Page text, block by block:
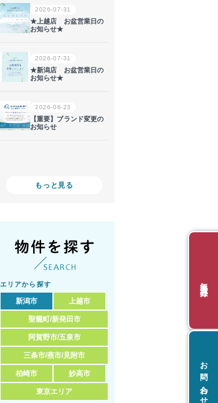
もっと見る
エリアから探す
新潟市 上越市
聖籠町/新発田市
阿賀野市/五泉市
三条市/燕市/見附市
柏崎市 妙高市
東京エリア お問い合わせ